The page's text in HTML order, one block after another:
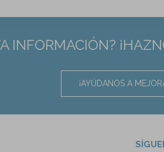
INFORMACIÓN?
¡AYÚDANOS A